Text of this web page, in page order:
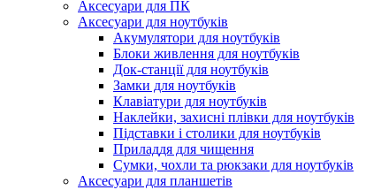
Аксесуари для ПК
Аксесуари для ноутбуків
Акумулятори для ноутбуків
Блоки живлення для ноутбуків
Док-станції для ноутбуків
Замки для ноутбуків
Клавіатури для ноутбуків
Наклейки, захисні плівки для ноутбуків
Підставки і столики для ноутбуків
Приладдя для чищення
Сумки, чохли та рюкзаки для ноутбуків
Аксесуари для планшетів